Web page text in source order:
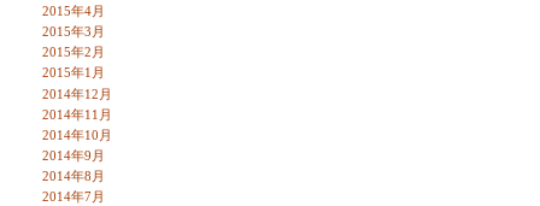
2015年4月
2015年3月
2015年2月
2015年1月
2014年12月
2014年11月
2014年10月
2014年9月
2014年8月
2014年7月